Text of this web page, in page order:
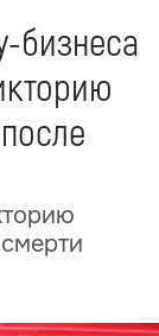
бизнеса